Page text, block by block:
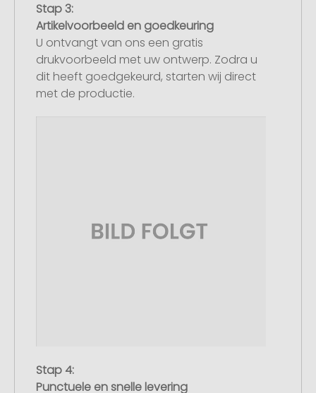
Stap 3:
Artikelvoorbeeld en goedkeuring
U ontvangt van ons een gratis
drukvoorbeeld met uw ontwerp. Zodra u
dit heeft goedgekeurd, starten wij direct
met de productie.
Stap 4:
Punctuele en snelle levering